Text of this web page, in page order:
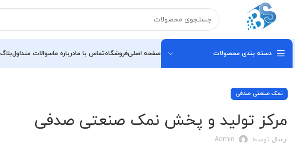
دسته بندی محصولات صفحه اصلیفروشگاهتماس با مادرباره ماسوالات متداولبلاگ
نمک صنعتی صدفی
مرکز تولید و پخش نمک صنعتی صدفی
ارسال توسط Admin